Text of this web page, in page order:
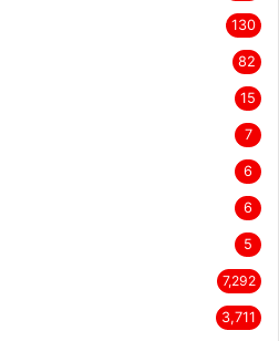
130
82
15
7
6
6
5
7,292
3,711